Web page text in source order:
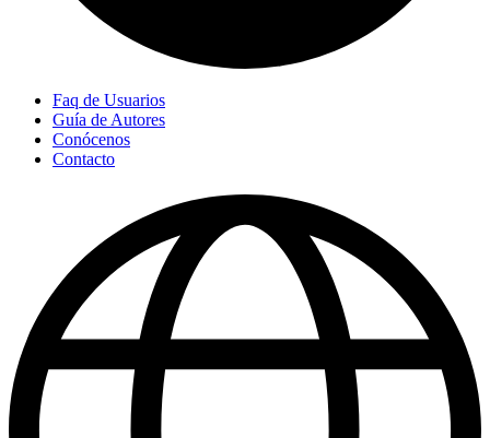
Faq de Usuarios
Guía de Autores
Conócenos
Contacto